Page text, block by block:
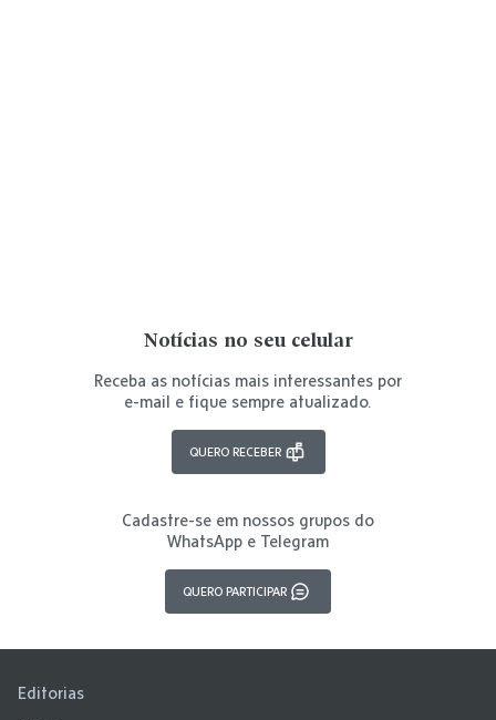
Notícias no seu celular
Receba as notícias mais interessantes por
e-mail e fique sempre atualizado.
QUERO RECEBER
Cadastre-se em nossos grupos do
WhatsApp e Telegram
QUERO PARTICIPAR
Editorias